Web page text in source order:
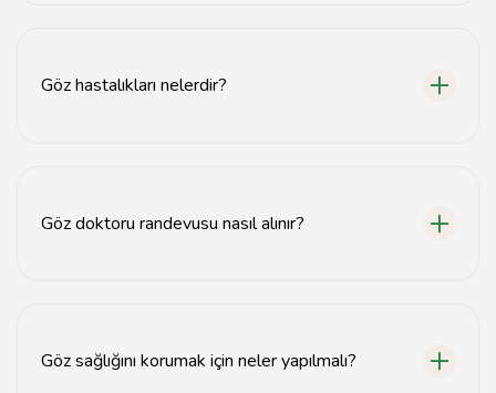
Göz hastalıkları nelerdir?
Göz doktoru randevusu nasıl alınır?
Göz sağlığını korumak için neler yapılmalı?